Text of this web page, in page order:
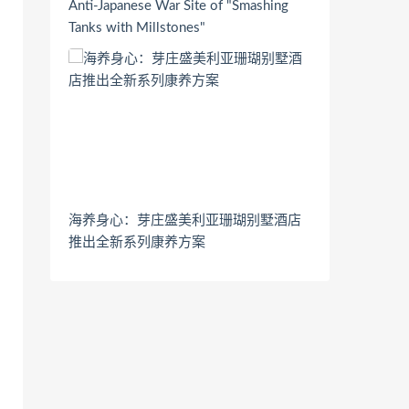
Anti-Japanese War Site of "Smashing
Tanks with Millstones"
海养身心：芽庄盛美利亚珊瑚别墅酒店
推出全新系列康养方案